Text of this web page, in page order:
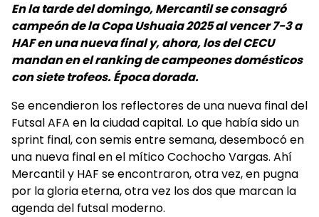
En la tarde del domingo, Mercantil se consagró
campeón de la Copa Ushuaia 2025 al vencer 7-3 a
HAF en una nueva final y, ahora, los del CECU
mandan en el ranking de campeones domésticos
con siete trofeos. Época dorada.
Se encendieron los reflectores de una nueva final del
Futsal AFA en la ciudad capital. Lo que había sido un
sprint final, con semis entre semana, desembocó en
una nueva final en el mítico Cochocho Vargas. Ahí
Mercantil y HAF se encontraron, otra vez, en pugna
por la gloria eterna, otra vez los dos que marcan la
agenda del futsal moderno.